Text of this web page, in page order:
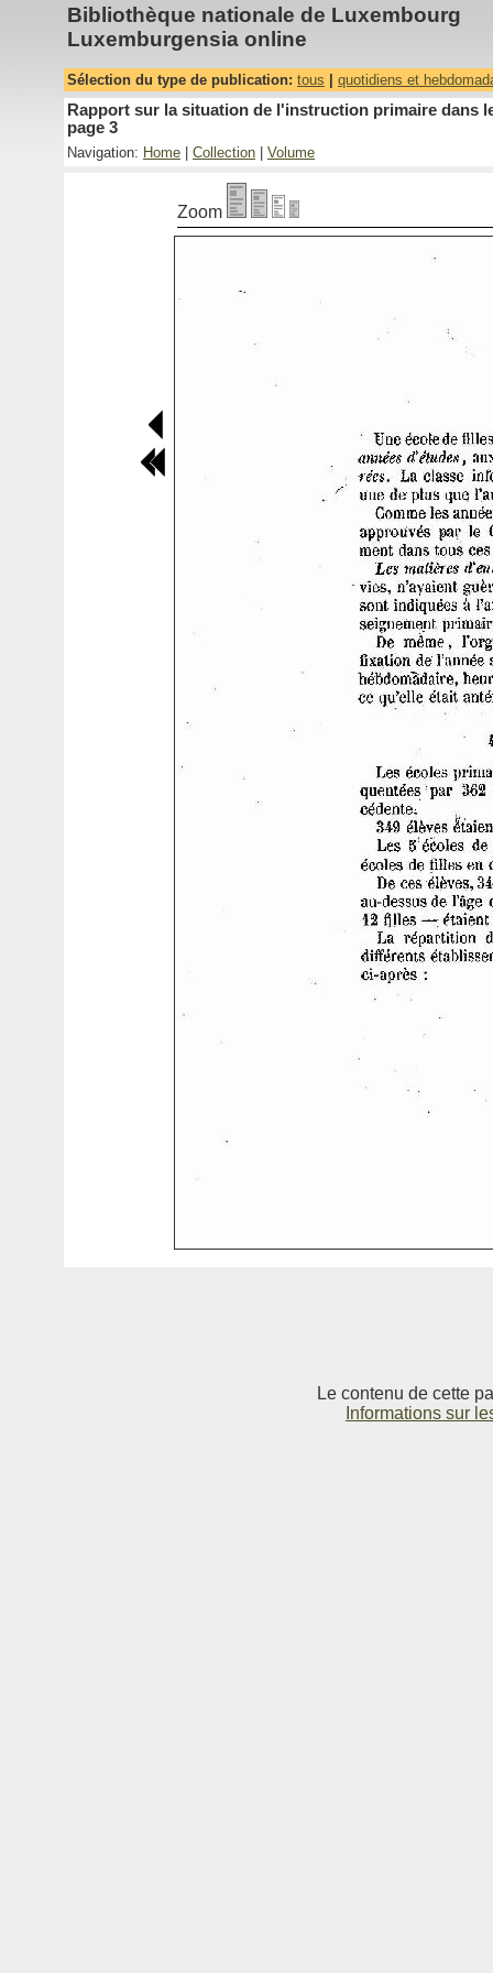
Bibliothèque nationale de Luxembourg
Luxemburgensia online
Sélection du type de publication: tous quotidiens et
Rapport sur la situation de l'instruction primaire dans
page 3
Navigation: Home Collection Volume
Zoom
Le contenu de cette
Informations sur